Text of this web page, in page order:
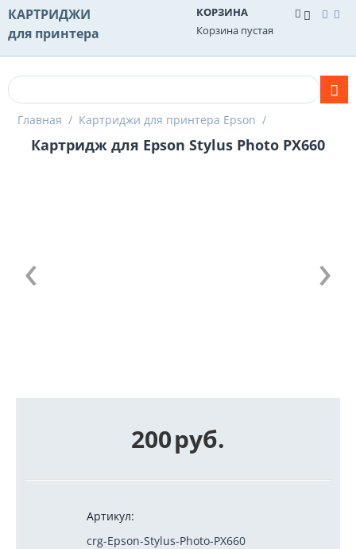
КАРТРИДЖИ
для принтера
КОРЗИНА
Корзина пустая
Главная / Картриджи для принтера Epson /
Картридж для Epson Stylus Photo PX660
200руб.
Артикул:
crg-Epson-Stylus-Photo-PX660